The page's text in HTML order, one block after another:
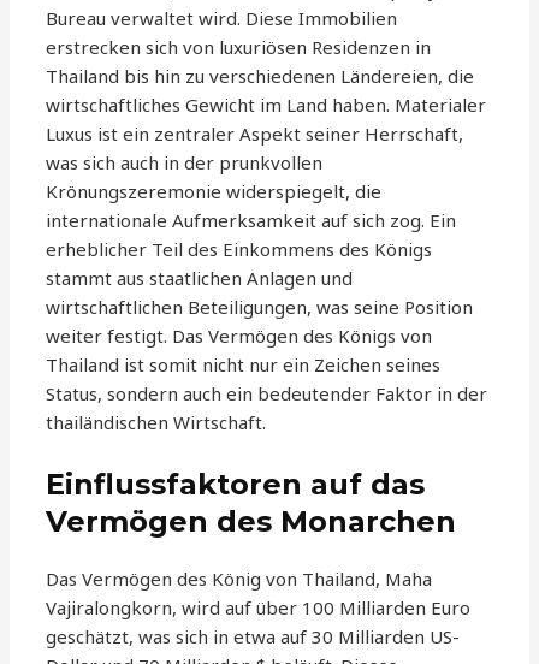
Bureau verwaltet wird. Diese Immobilien
erstrecken sich von luxuriösen Residenzen in
Thailand bis hin zu verschiedenen Ländereien, die
wirtschaftliches Gewicht im Land haben. Materialer
Luxus ist ein zentraler Aspekt seiner Herrschaft,
was sich auch in der prunkvollen
Krönungszeremonie widerspiegelt, die
internationale Aufmerksamkeit auf sich zog. Ein
erheblicher Teil des Einkommens des Königs
stammt aus staatlichen Anlagen und
wirtschaftlichen Beteiligungen, was seine Position
weiter festigt. Das Vermögen des Königs von
Thailand ist somit nicht nur ein Zeichen seines
Status, sondern auch ein bedeutender Faktor in der
thailändischen Wirtschaft.
Einflussfaktoren auf das
Vermögen des Monarchen
Das Vermögen des König von Thailand, Maha
Vajiralongkorn, wird auf über 100 Milliarden Euro
geschätzt, was sich in etwa auf 30 Milliarden US-